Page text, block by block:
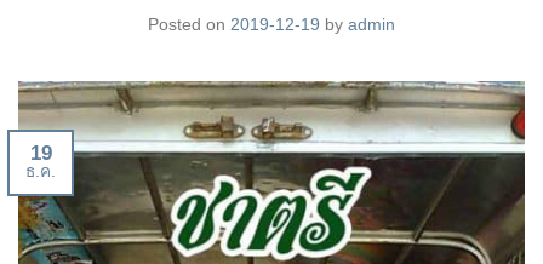
Posted on 2019-12-19 by admin
19
ธ.ค.